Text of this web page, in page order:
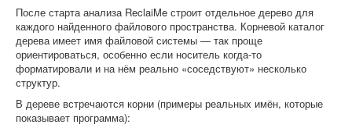
После старта анализа ReclaiMe строит отдельное дерево для
каждого найденного файлового пространства. Корневой каталог
дерева имеет имя файловой системы — так проще
ориентироваться, особенно если носитель когда-то
форматировали и на нём реально «соседствуют» несколько
структур.
В дереве встречаются корни (примеры реальных имён, которые
показывает программа):